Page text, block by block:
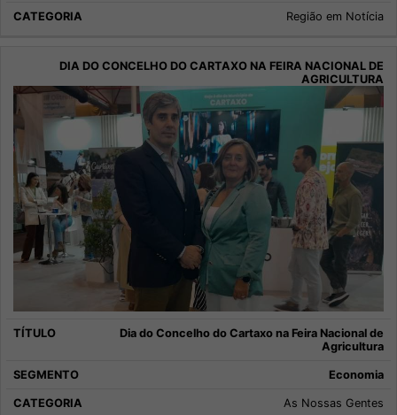
Região em Notícia
Dia do Concelho do Cartaxo na Feira Nacional de
Agricultura
Economia
As Nossas Gentes